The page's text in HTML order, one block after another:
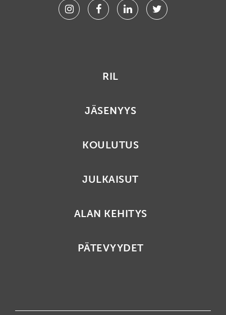
InstagramFacebookLinkedinTwitter
RIL
JÄSENYYS
KOULUTUS
JULKAISUT
ALAN KEHITYS
PÄTEVYYDET